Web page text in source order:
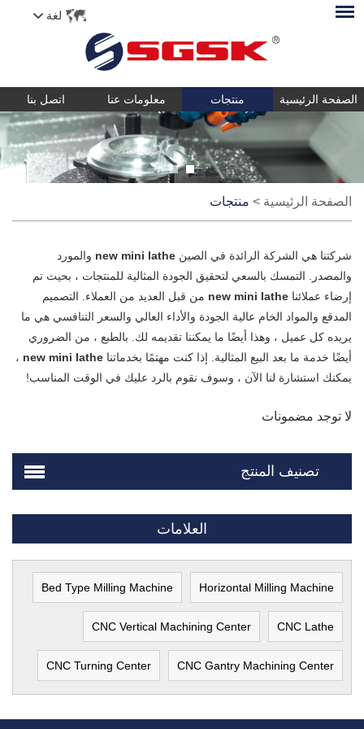
لغة
الصفحة الرئيسية منتجات معلومات عنا اتصل بنا
الصفحة الرئيسية > منتجات
شركتنا هي الشركة الرائدة في الصين new mini lathe والمورد
والمصدر. التمسك بالسعي لتحقيق الجودة المثالية للمنتجات ، بحيث تم
إرضاء عملائنا new mini lathe من قبل العديد من العملاء. التصميم
المدقع والمواد الخام عالية الجودة والأداء العالي والسعر التنافسي هي ما
يريده كل عميل ، وهذا أيضًا ما يمكننا تقديمه لك. بالطبع ، من الضروري
أيضًا خدمة ما بعد البيع المثالية. إذا كنت مهتمًا بخدماتنا new mini lathe ،
يمكنك استشارة لنا الآن ، وسوف نقوم بالرد عليك في الوقت المناسب!
لا توجد مضمونات
تصنيف المنتج
العلامات
Horizontal Milling Machine
Bed Type Milling Machine
CNC Lathe
CNC Vertical Machining Center
CNC Gantry Machining Center
CNC Turning Center